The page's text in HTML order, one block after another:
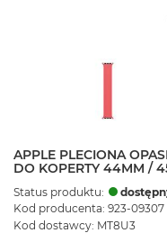
APPLE PLECIONA
DO KOPERTY 44MM /
Status produktu:
Kod producenta: 923-09307
Kod dostawcy: MT8U3